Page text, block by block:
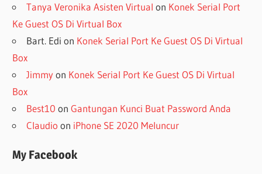
Tanya Veronika Asisten Virtual on Konek Serial Port
Ke Guest OS Di Virtual Box
Bart. Edi on Konek Serial Port Ke Guest OS Di Virtual
Box
Jimmyon Konek Serial Port Ke Guest OS Di Virtual
Box
Best10 onGantungan Kunci Buat Password Anda
Claudio on iPhone SE 2020 Meluncur
My Facebook